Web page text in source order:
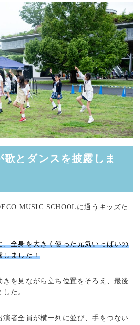
歌とダンスを披露しま
MUSIC SCHOOLに通うキッズた
、全身を大きく使った元気いっぱいの
しました！
きを見ながら立ち位置をそろえ、最後
た。
演者全員が横一列に並び、手をつない